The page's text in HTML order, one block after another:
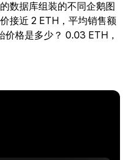
数据库组装的不同企鹅图
接近 2 ETH，平均销售额
格是多少？ 0.03 ETH，